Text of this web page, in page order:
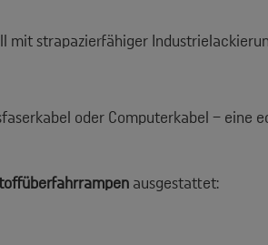
mit strapazierfähiger
oder Computerkabel – eine
ausgestattet: